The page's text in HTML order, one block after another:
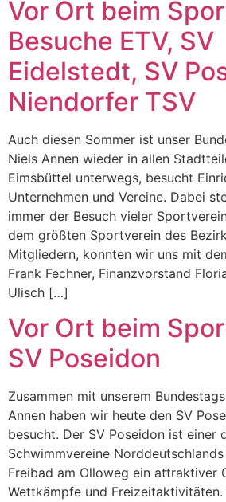
Vor Ort beim
Besuche ETV, SV
Eidelstedt, SV
Niendorfer TSV
Auch diesen Sommer ist unser
Niels Annen wieder in allen
Eimsbüttel unterwegs, besucht
Unternehmen und Vereine. Dabei
immer der Besuch vieler
dem größten Sportverein des
Mitgliedern, konnten wir uns mit
Frank Fechner, Finanzvorstand
Ulisch […]
Vor Ort beim
SV Poseidon
Zusammen mit unserem
Annen haben wir heute den SV
besucht. Der SV Poseidon ist einer
Schwimmvereine
Freibad am Olloweg ein attraktiver
Wettkämpfe und